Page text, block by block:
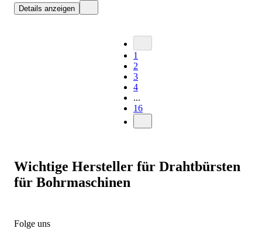
Details anzeigen
1
2
3
4
...
16
Wichtige Hersteller für Drahtbürsten
für Bohrmaschinen
Folge uns